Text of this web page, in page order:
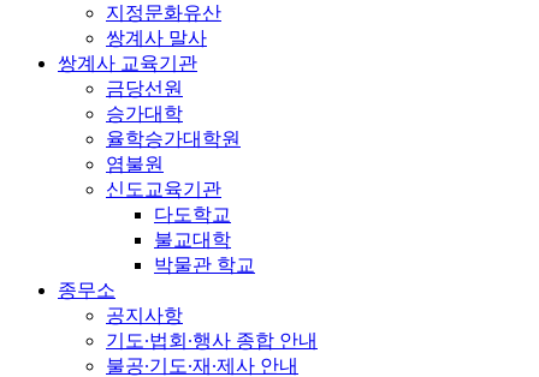
지정문화유산
쌍계사 말사
쌍계사 교육기관
금당선원
승가대학
율학승가대학원
염불원
신도교육기관
다도학교
불교대학
박물관 학교
종무소
공지사항
기도∙법회∙행사 종합 안내
불공∙기도∙재∙제사 안내